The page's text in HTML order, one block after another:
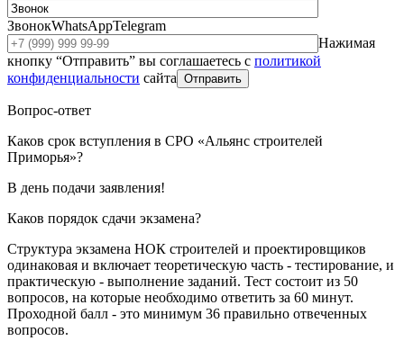
ЗвонокWhatsAppTelegram
Нажимая
кнопку “Отправить” вы соглашаетесь с политикой
конфиденциальности сайта Отправить
Вопрос-ответ
Каков срок вступления в СРО «Альянс строителей
Приморья»?
В день подачи заявления!
Каков порядок сдачи экзамена?
Структура экзамена НОК строителей и проектировщиков
одинаковая и включает теоретическую часть - тестирование, и
практическую - выполнение заданий. Тест состоит из 50
вопросов, на которые необходимо ответить за 60 минут.
Проходной балл - это минимум 36 правильно отвеченных
вопросов.